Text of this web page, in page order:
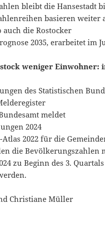
bleibt die Hansestadt
basieren weiter
auch die Rostocker
2035, erarbeitet im
weniger Einwohner:
des Statistischen
meldet
2024
2022 für die
die Bevölkerungszahlen
zu Beginn des 3. Quartals
Christiane Müller